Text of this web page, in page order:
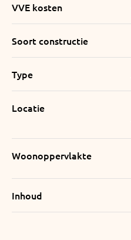
VVE kosten
Soort constructie
Type
Locatie
Woonoppervlakte
Inhoud